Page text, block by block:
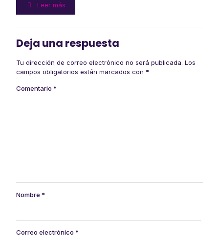
Leer más
Deja una respuesta
Tu dirección de correo electrónico no será publicada. Los
campos obligatorios están marcados con *
Comentario *
Nombre *
Correo electrónico *